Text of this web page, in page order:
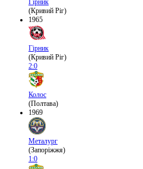
Гірник
(Кривий Ріг)
1965
Гірник
(Кривий Ріг)
2:0
Колос
(Полтава)
1969
Металург
(Запоріжжя)
1:0